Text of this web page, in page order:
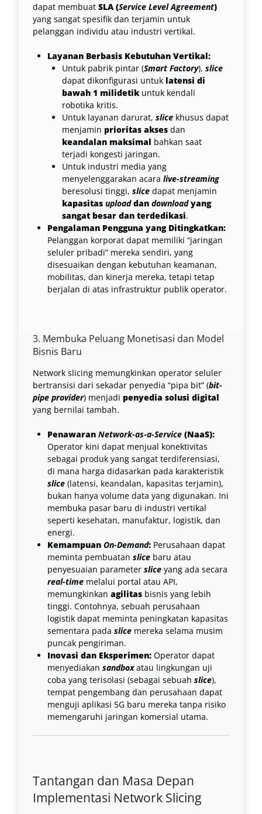
dapat membuat SLA (Service Level Agreement)
yang sangat spesifik dan terjamin untuk
pelanggan individu atau industri vertikal.
Layanan Berbasis Kebutuhan Vertikal:
Untuk pabrik pintar (Smart Factory), slice
dapat dikonfigurasi untuk latensi di
bawah 1 milidetik untuk kendali
robotika kritis.
Untuk layanan darurat, slice khusus dapat
menjamin prioritas akses dan
keandalan maksimal bahkan saat
terjadi kongesti jaringan.
Untuk industri media yang
menyelenggarakan acara live-streaming
beresolusi tinggi, slice dapat menjamin
kapasitas uploaddan downloadyang
sangat besar dan terdedikasi.
Pengalaman Pengguna yang Ditingkatkan:
Pelanggan korporat dapat memiliki “jaringan
seluler pribadi” mereka sendiri, yang
disesuaikan dengan kebutuhan keamanan,
mobilitas, dan kinerja mereka, tetapi tetap
berjalan di atas infrastruktur publik operator.
3. Membuka Peluang Monetisasi dan Model
Bisnis Baru
Network slicing memungkinkan operator seluler
bertransisi dari sekadar penyedia “pipa bit” (bit-
pipe provider) menjadi penyedia solusi digital
yang bernilai tambah.
Penawaran Network-as-a-Service (NaaS):
Operator kini dapat menjual konektivitas
sebagai produk yang sangat terdiferensiasi,
di mana harga didasarkan pada karakteristik
slice (latensi, keandalan, kapasitas terjamin),
bukan hanya volume data yang digunakan. Ini
membuka pasar baru di industri vertikal
seperti kesehatan, manufaktur, logistik, dan
energi.
Kemampuan On-Demand: Perusahaan dapat
meminta pembuatan slice baru atau
penyesuaian parameter slice yang ada secara
real-time melalui portal atau API,
memungkinkan agilitas bisnis yang lebih
tinggi. Contohnya, sebuah perusahaan
logistik dapat meminta peningkatan kapasitas
sementara pada slice mereka selama musim
puncak pengiriman.
Inovasi dan Eksperimen: Operator dapat
menyediakan sandboxatau lingkungan uji
coba yang terisolasi (sebagai sebuah slice),
tempat pengembang dan perusahaan dapat
menguji aplikasi 5G baru mereka tanpa risiko
memengaruhi jaringan komersial utama.
Tantangan dan Masa Depan
Implementasi Network Slicing